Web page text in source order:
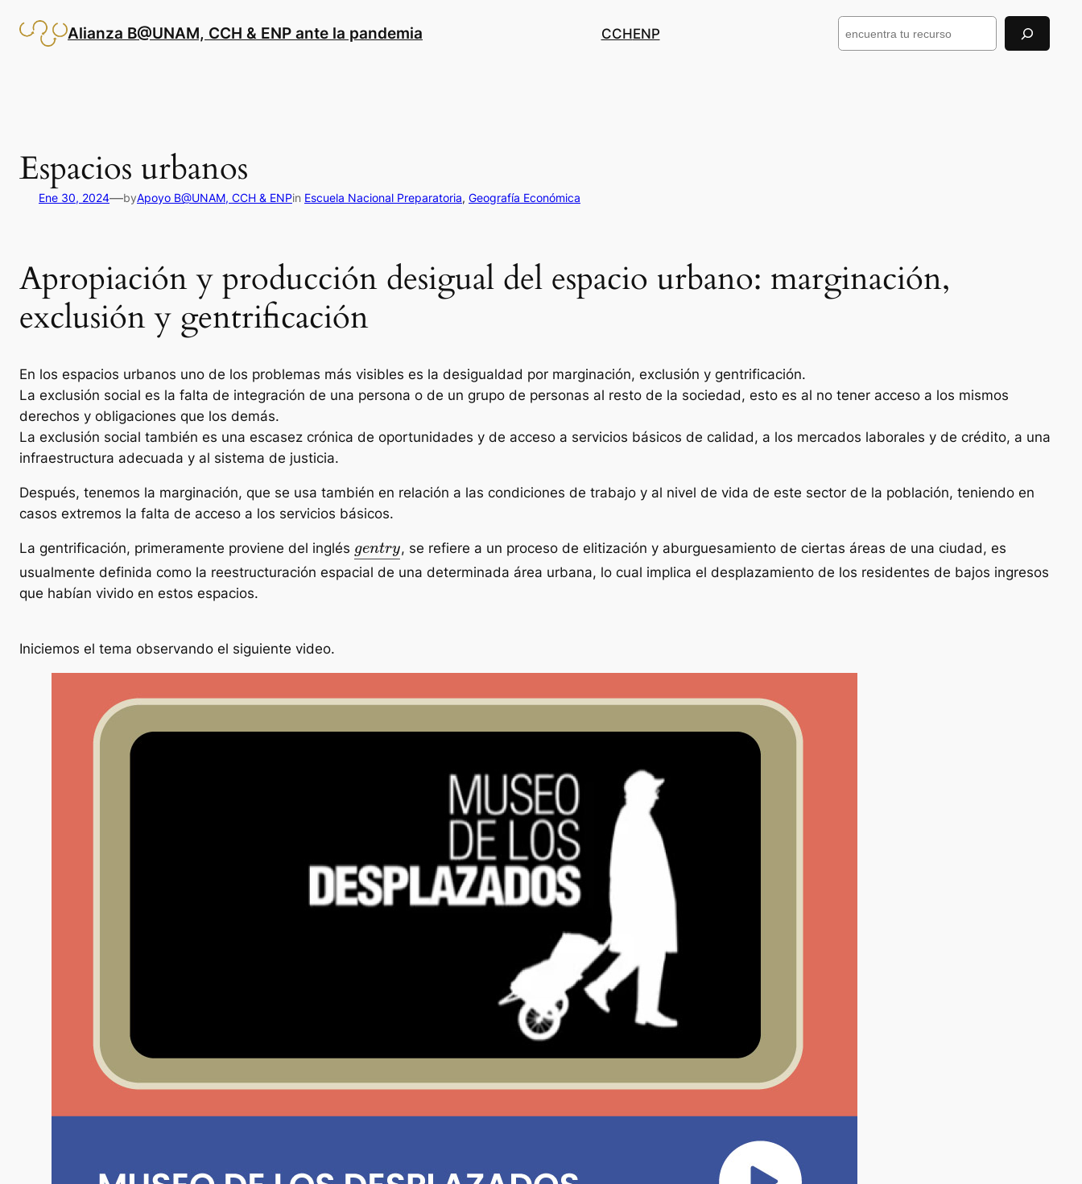
contenido
Alianza B@UNAM, CCH & ENP ante la pandemia CCHENP
Buscar
Espacios urbanos
Ene 30, 2024—byApoyo B@UNAM, CCH & ENPin Escuela Nacional Preparatoria, Geografía Económica
Apropiación y producción desigual del espacio urbano: marginación,
exclusión y gentrificación
En los espacios urbanos uno de los problemas más visibles es la desigualdad por marginación, exclusión y gentrificación.
La exclusión social es la falta de integración de una persona o de un grupo de personas al resto de la sociedad, esto es al no tener acceso a los mismos
derechos y obligaciones que los demás.
La exclusión social también es una escasez crónica de oportunidades y de acceso a servicios básicos de calidad, a los mercados laborales y de crédito, a una
infraestructura adecuada y al sistema de justicia.
Después, tenemos la marginación, que se usa también en relación a las condiciones de trabajo y al nivel de vida de este sector de la población, teniendo en
casos extremos la falta de acceso a los servicios básicos.
La gentrificación, primeramente proviene del inglés n
, se refiere a un proceso de elitización y aburguesamiento de ciertas áreas de una ciudad, es
usualmente definida como la reestructuración espacial de una determinada área urbana, lo cual implica el desplazamiento de los residentes de bajos ingresos
que habían vivido en estos espacios.
Iniciemos el tema observando el siguiente video.